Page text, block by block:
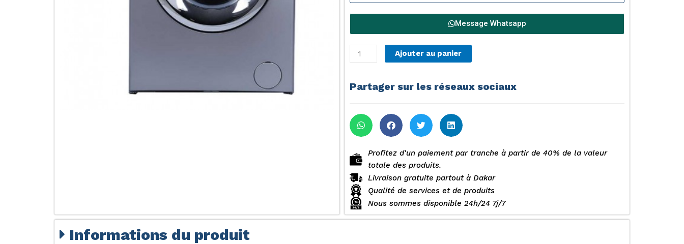
Message Whatsapp
quantité
de
a
6
KG
réduite
Ajouter au panier
Partager sur les réseaux sociaux
Profitez d'un paiement par tranche à partir de 40% de la valeur
totale des produits.
Livraison gratuite partout à Dakar
Qualité de services et de produits
Nous sommes disponible 24h/24 7j/7
Informations du produit